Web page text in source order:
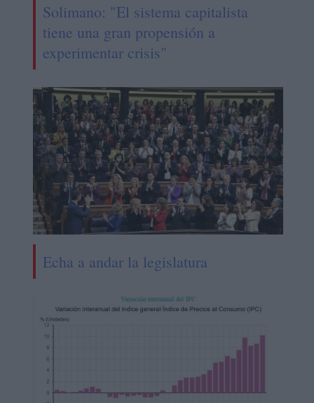
Solimano: "El sistema capitalista
tiene una gran propensión a
experimentar crisis"
Echa a andar la legislatura